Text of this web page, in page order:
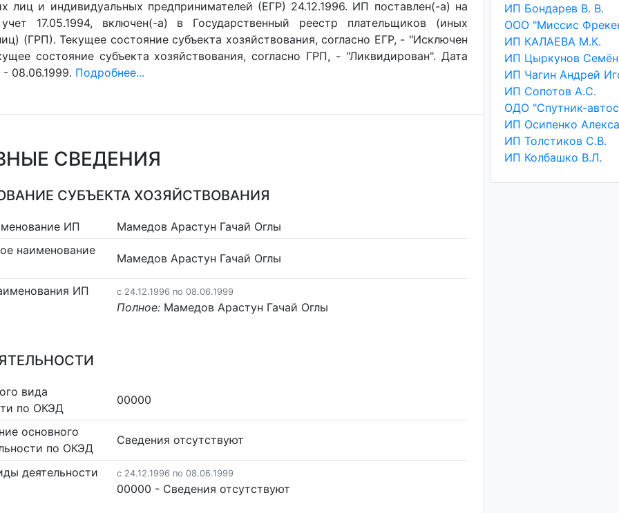
лиц и индивидуальных предпринимателей (ЕГР) 24.12.1996. ИП поставлен(-a) на
17.05.1994, включен(-a) в Государственный реестр плательщиков (иных
(ГРП). Текущее состояние субъекта хозяйствования, согласно ЕГР, - "Исключен
состояние субъекта хозяйствования, согласно ГРП, - "Ликвидирован". Дата
08.06.1999. Подробнее...
СВЕДЕНИЯ
СУБЪЕКТА ХОЗЯЙСТВОВАНИЯ
ИП
Мамедов Арастун Гачай Оглы
наименование
Мамедов Арастун Гачай Оглы
ИП c 24.12.1996 по 08.06.1999
Полное: Мамедов Арастун Гачай Оглы
вида
по ОКЭД
00000
основного
по ОКЭД
Cведения отсутствуют
деятельности c 24.12.1996 по 08.06.1999
00000 - Cведения отсутствуют
ИП Бондарев В. В.
ООО "Миссис
ИП КАЛАЕВА М.К.
ИП Сопотов А.С.
ИП Толстиков С.В.
ИП Колбашко В.Л.